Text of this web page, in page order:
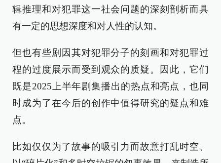
辑推理和对犯罪这一社会问题的深刻剖析而具
有一定的思想深度和对人性的认知。
但也有些剧因其对犯罪分子的刻画和对犯罪过
程的过度展示而受到观众的质疑。因此，它们
既是2025上半年剧集播出的热点和亮点，也同
时成为了在今后的创作中值得研究的疑点和难
点。
比如仅仅为了故事的吸引力而故意打乱时空、